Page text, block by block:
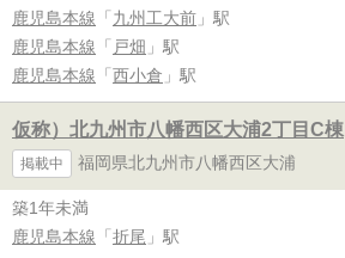
鹿児島本線 「 九州工大前 」駅
鹿児島本線 「 戸畑 」駅
鹿児島本線 「 西小倉 」駅
仮称）北九州市八幡西区大浦2丁目C棟
掲載中 福岡県北九州市八幡西区大浦
築1年未満
鹿児島本線 「 折尾 」駅